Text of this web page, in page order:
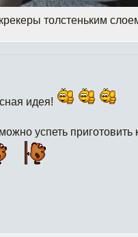
толстеньким
идея!
успеть приготовить